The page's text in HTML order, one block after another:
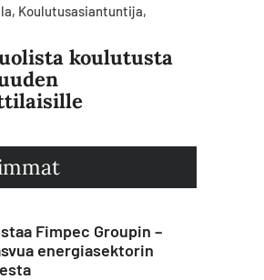
Koulutusasiantuntija,
koulutusta
Fimpec Groupin –
energiasektorin